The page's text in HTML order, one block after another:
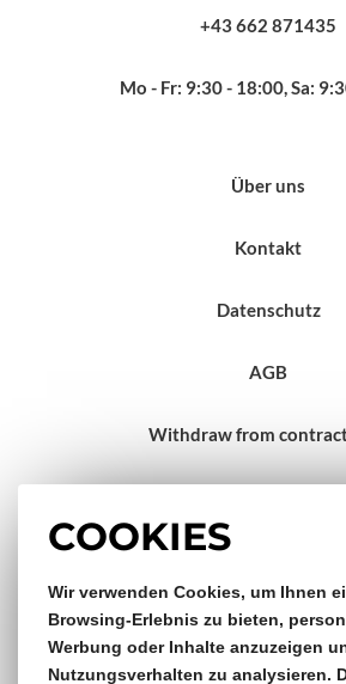
COOKIES
Wir verwenden Cookies, um Ihnen
Browsing-Erlebnis zu bieten,
Werbung oder Inhalte anzuzeigen
Nutzungsverhalten zu analysieren.
+43 662 871435
Mo - Fr: 9:30 - 18:00, Sa:
Über uns
Kontakt
Datenschutz
AGB
Withdraw from
Gratis Versand &
ab €150,-